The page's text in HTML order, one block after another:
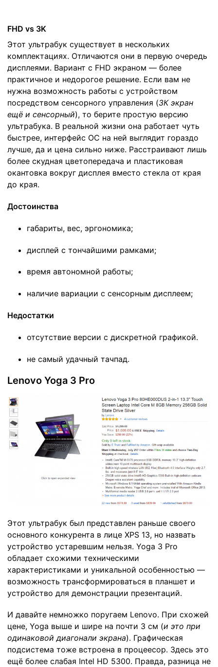
FHD vs 3K
Этот ультрабук существует в нескольких
комплектациях. Отличаются они в первую очередь
дисплеями. Вариант с FHD экраном — более
практичное и недорогое решение. Если вам не
нужна возможность работы с устройством
посредством сенсорного управления (3К экран
ещё и сенсорный), то берите простую версию
ультрабука. В реальной жизни она работает чуть
быстрее, интерфейс ОС на ней выглядит гораздо
лучше, да и цена сильно ниже. Расстраивают лишь
более скудная цветопередача и пластиковая
окантовка вокруг дисплея вместо стекла от края
до края.
Достоинства
габариты, вес, эргономика;
дисплей с тончайшими рамками;
время автономной работы;
наличие вариации с сенсорным дисплеем;
Недостатки
отсутствие версии с дискретной графикой.
не самый удачный тачпад.
Lenovo Yoga 3 Pro
Этот ультрабук был представлен раньше своего
основного конкурента в лице XPS 13, но назвать
устройство устаревшим нельзя. Yoga 3 Pro
обладает схожими техническими
характеристиками и уникальной особенностью —
возможность трансформироваться в планшет и
устройство для демонстрации презентаций.
И давайте немножко поругаем Lenovo. При схожей
цене, Yoga выше и шире на почти 3 см (и это при
одинаковой диагонали экрана). Графическая
подсистема тоже встроена в процеесор. Здесь это
ещё более слабая Intel HD 5300. Правда, разница не